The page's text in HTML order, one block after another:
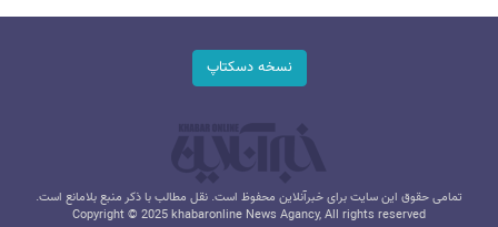
نسخه دسکتاپ
تمامی حقوق این سایت برای خبرآنلاین محفوظ است. نقل مطالب با ذکر منبع بلامانع است.
Copyright © 2025 khabaronline News Agancy, All rights reserved